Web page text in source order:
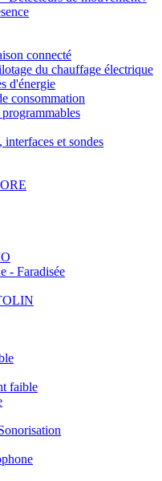
connecté
du chauffage électrique
d'énergie
consommation
interfaces et sondes
- Faradisée
faible